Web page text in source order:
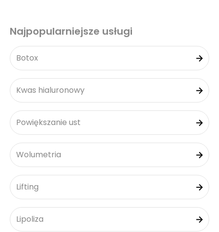
Najpopularniejsze usługi
Botox
Kwas hialuronowy
Powiększanie ust
Wolumetria
Lifting
Lipoliza